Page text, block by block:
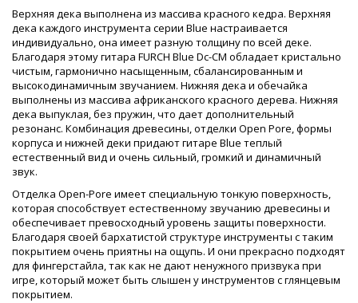
Верхняя дека выполнена из массива красного кедра. Верхняя
дека каждого инструмента серии Blue настраивается
индивидуально, она имеет разную толщину по всей деке.
Благодаря этому гитара FURCH Blue Dc-CM обладает кристально
чистым, гармонично насыщенным, сбалансированным и
высокодинамичным звучанием. Нижняя дека и обечайка
выполнены из массива африканского красного дерева. Нижняя
дека выпуклая, без пружин, что дает дополнительный
резонанс. Комбинация древесины, отделки Open Pore, формы
корпуса и нижней деки придают гитаре Blue теплый
естественный вид и очень сильный, громкий и динамичный
звук.
Отделка Open-Pore имеет специальную тонкую поверхность,
которая способствует естественному звучанию древесины и
обеспечивает превосходный уровень защиты поверхности.
Благодаря своей бархатистой структуре инструменты с таким
покрытием очень приятны на ощупь. И они прекрасно подходят
для фингерстайла, так как не дают ненужного призвука при
игре, который может быть слышен у инструментов с глянцевым
покрытием.